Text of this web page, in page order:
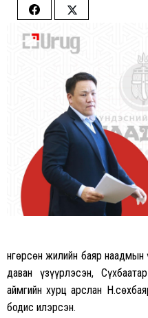
Share
on
Share
on
Өнгөрсөн жилийн баяр
даван үзүүрлэсэн,
аймгийн хурц арслан
бодис илэрсэн.